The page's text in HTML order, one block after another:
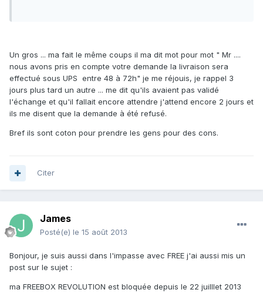
Un gros ... ma fait le même coups il ma dit mot pour mot " Mr ....
nous avons pris en compte votre demande la livraison sera
effectué sous UPS entre 48 à 72h" je me réjouis, je rappel 3
jours plus tard un autre ... me dit qu'ils avaient pas validé
l'échange et qu'il fallait encore attendre j'attend encore 2 jours et
ils me disent que la demande à été refusé.
Bref ils sont coton pour prendre les gens pour des cons.
Citer
James
Posté(e) le 15 août 2013
Bonjour, je suis aussi dans l'impasse avec FREE j'ai aussi mis un
post sur le sujet :
ma FREEBOX REVOLUTION est bloquée depuis le 22 juilllet 2013